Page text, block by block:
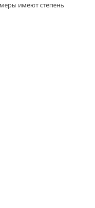
имеют степень